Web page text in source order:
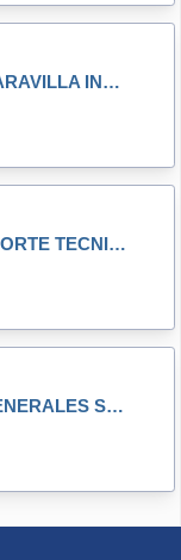
AMAZONAS NUEVA MARAVILLA INN E.I.R.L.
COMPUFUTURO SOPORTE TECNICO
ALIMENTOS Y SERVICIOS GENERALES SOCIEDAD ANONIMA CERRADA - ALIMENTOS Y SERVICIOS G S.A.C.